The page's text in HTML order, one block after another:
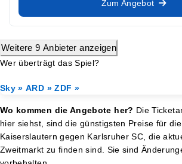
Zum Angebot
Weitere 9 Anbieter anzeigen
Wer überträgt das Spiel?
Sky » ARD » ZDF »
Wo kommen die Angebote her? Die
hier siehst, sind die günstigsten Preise für
Kaiserslautern gegen Karlsruher SC, die
Zweitmarkt zu finden sind. Sie sind